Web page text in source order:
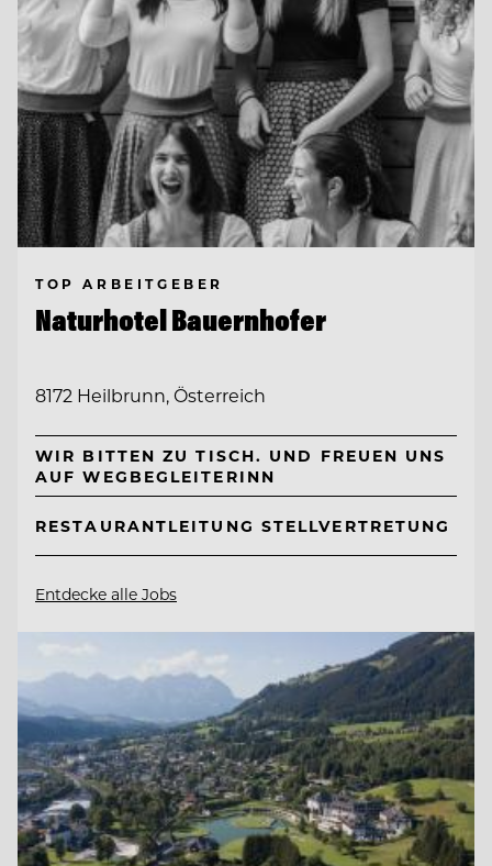
TOP ARBEITGEBER
Naturhotel Bauernhofer
8172 Heilbrunn, Österreich
WIR BITTEN ZU TISCH. UND FREUEN UNS
AUF WEGBEGLEITERINN
RESTAURANTLEITUNG STELLVERTRETUNG
Entdecke alle Jobs